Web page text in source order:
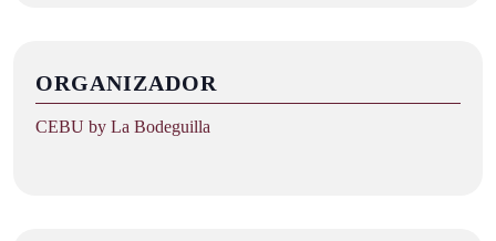
ORGANIZADOR
CEBU by La Bodeguilla